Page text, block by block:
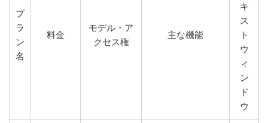
プ
ラ
ン
名
料金
モデル・ア
クセス権
主な機能
キ
ス
ト
ウ
ィ
ン
ド
ウ